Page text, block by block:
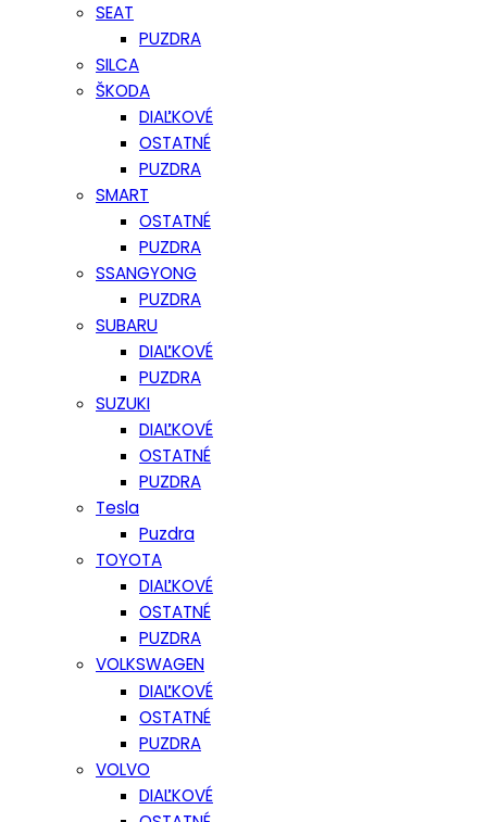
SEAT
PUZDRA
SILCA
ŠKODA
DIAĽKOVÉ
OSTATNÉ
PUZDRA
SMART
OSTATNÉ
PUZDRA
SSANGYONG
PUZDRA
SUBARU
DIAĽKOVÉ
PUZDRA
SUZUKI
DIAĽKOVÉ
OSTATNÉ
PUZDRA
Tesla
Puzdra
TOYOTA
DIAĽKOVÉ
OSTATNÉ
PUZDRA
VOLKSWAGEN
DIAĽKOVÉ
OSTATNÉ
PUZDRA
VOLVO
DIAĽKOVÉ